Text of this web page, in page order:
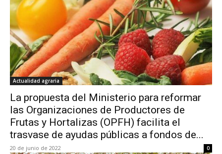
Actualidad agraria
La propuesta del Ministerio para reformar
las Organizaciones de Productores de
Frutas y Hortalizas (OPFH) facilita el
trasvase de ayudas públicas a fondos de...
20 de junio de 2022 0